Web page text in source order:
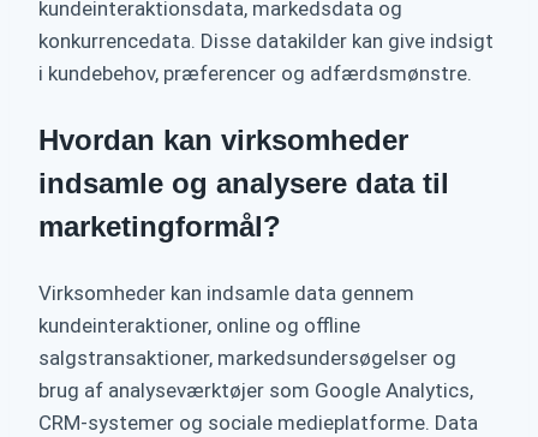
kundeinteraktionsdata, markedsdata og
konkurrencedata. Disse datakilder kan give indsigt
i kundebehov, præferencer og adfærdsmønstre.
Hvordan kan virksomheder
indsamle og analysere data til
marketingformål?
Virksomheder kan indsamle data gennem
kundeinteraktioner, online og offline
salgstransaktioner, markedsundersøgelser og
brug af analyseværktøjer som Google Analytics,
CRM-systemer og sociale medieplatforme. Data